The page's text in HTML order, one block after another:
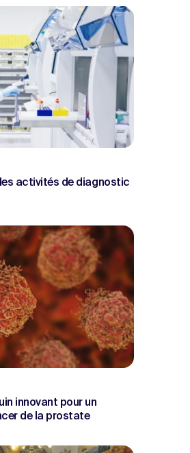
activités de diagnostic
innovant pour un
de la prostate